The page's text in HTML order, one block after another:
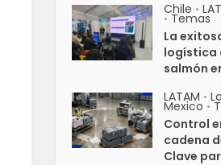
Chile •
• Temas
La
logística
salmón
LATAM •
Mexico •
Control
cadena
Clave